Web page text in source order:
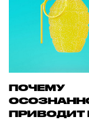
ПОЧЕМУ
ПРИВОДИТ